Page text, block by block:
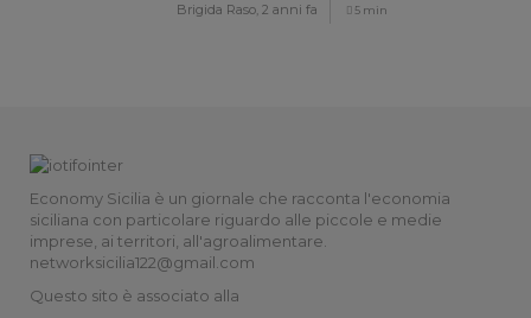
Brigida Raso,2 anni fa 5 min
Economy Sicilia è un giornale che racconta l'economia
siciliana con particolare riguardo alle piccole e medie
imprese, ai territori, all'agroalimentare.
networksicilia122@gmail.com
Questo sito è associato alla